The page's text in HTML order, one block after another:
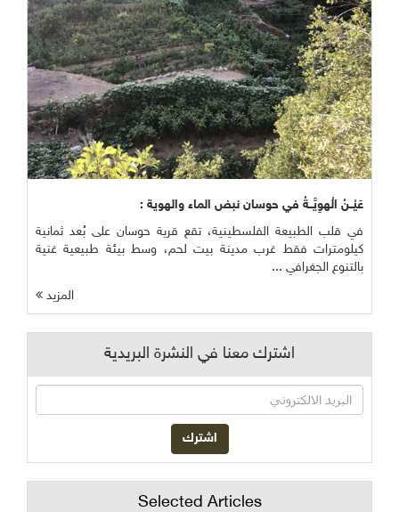
عَيْــنُ الْهوِيَّــةُ في حوسان نبض الماء والهوية :
في قلب الطبيعة الفلسطينية، تقع قرية حوسان على بُعد ثمانية
كيلومترات فقط غرب مدينة بيت لحم، وسط بيئة طبيعية غنية
بالتنوع الجغرافي ...
المزيد
اشترك معنا في النشرة البريدية
Selected Articles